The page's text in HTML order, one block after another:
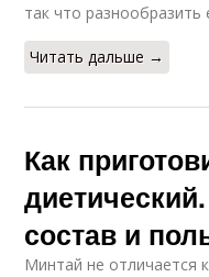
так что
Читать дальше →
Как
состав и
Минтай не отличается